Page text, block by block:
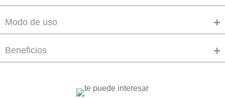
Modo de uso
Beneficios